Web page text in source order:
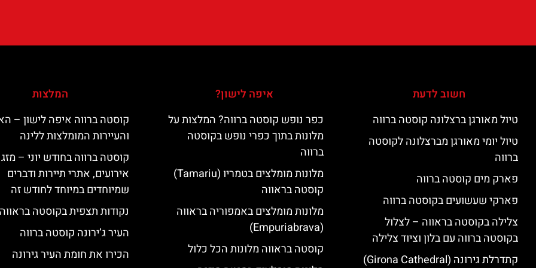
חשוב לדעת
טיול מאורגן ברצלונה קוסטה ברווה
טיול יומי מאורגן מברצלונה לקוסטה
ברווה
פארק מים קוסטה ברווה
פארקי שעשועים בקוסטה ברווה
צלילה בקוסטה בראווה – לצלול
בקוסטה ברווה עם בלון וציוד צלילה
קתדרלת גירונה (Girona Cathedral)
איפה לישון?
כפר נופש קוסטה ברווה? המלצות על
מלונות בתוך כפרי נופש בקוסטה
ברווה
מלונות מומלצים בטמריו (Tamariu)
קוסטה בראווה
מלונות מומלצים באמפוריה בראווה
(Empuriabrava)
קוסטה בראווה מלונות הכל כלול
המלצות
קוסטה ברווה איפה לישון –
והעיירות המומלצות ללינה
קוסטה ברווה בחודש יוני – מזג
אירועים, אתרי תיירות ודברים
שמיוחדים במיוחד לחודש זה
נקודות תצפית בקוסטה בראווה
העיר ג’ירונה קוסטה ברווה
הכירו את חומת העיר גירונה